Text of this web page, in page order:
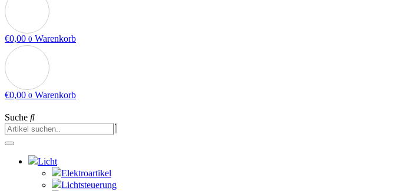
€0,00 0 Warenkorb
€0,00 0 Warenkorb
Suche
Licht
Elektroartikel
Lichtsteuerung